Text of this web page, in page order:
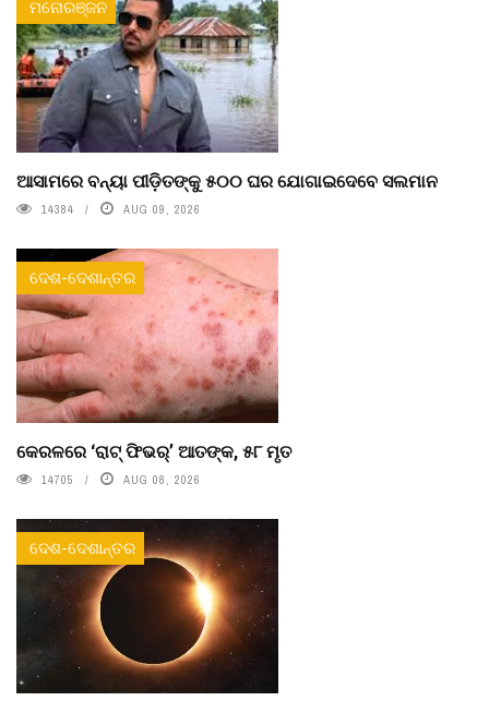
ମନୋରଞ୍ଜନ
ଆସାମରେ ବନ୍ୟା ପୀଡ଼ିତଙ୍କୁ ୫୦୦ ଘର ଯୋଗାଇଦେବେ ସଲମାନ
14384 AUG 09, 2026
ଦେଶ-ଦେଶାନ୍ତର
କେରଳରେ ‘ରାଟ୍ ଫିଭର୍’ ଆତଙ୍କ, ୫୮ ମୃତ
14705 AUG 08, 2026
ଦେଶ-ଦେଶାନ୍ତର